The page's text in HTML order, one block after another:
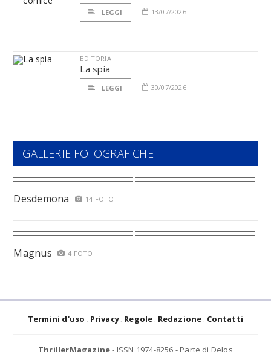
LEGGI 13/07/2026
EDITORIA
La spia
LEGGI 30/07/2026
GALLERIE FOTOGRAFICHE
Desdemona 14 FOTO
Magnus 4 FOTO
Termini d'uso Privacy Regole Redazione Contatti
ThrillerMagazine- ISSN 1974-8256 - Parte di Delos